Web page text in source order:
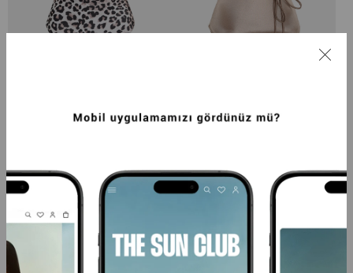
PREMIUM SIRTI ÇAPRAZ ASKILI HELEN
PREMIUM SATEN KAPLAMA ARTEMIS